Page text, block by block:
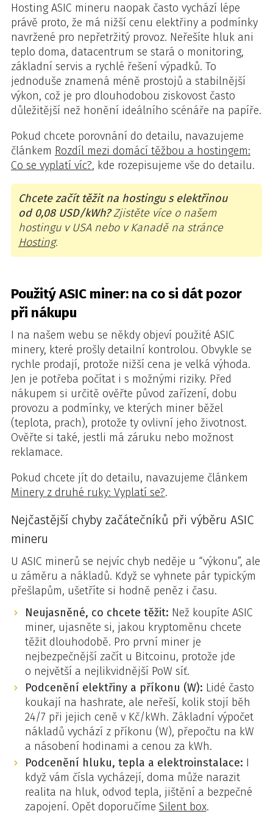
Hosting ASIC mineru naopak často vychází lépe
právě proto, že má nižší cenu elektřiny a podmínky
navržené pro nepřetržitý provoz. Neřešíte hluk ani
teplo doma, datacentrum se stará o monitoring,
základní servis a rychlé řešení výpadků. To
jednoduše znamená méně prostojů a stabilnější
výkon, což je pro dlouhodobou ziskovost často
důležitější než honění ideálního scénáře na papíře.
Pokud chcete porovnání do detailu, navazujeme
článkem Rozdíl mezi domácí těžbou a hostingem:
Co se vyplatí víc?, kde rozepisujeme vše do detailu.
Chcete začít těžit na hostingu s elektřinou
od 0,08 USD/kWh?Zjistěte více o našem
hostingu v USA nebo v Kanadě na stránce
Hosting.
Použitý ASIC miner: na co si dát pozor
při nákupu
I na našem webu se někdy objeví použité ASIC
minery, které prošly detailní kontrolou. Obvykle se
rychle prodají, protože nižší cena je velká výhoda.
Jen je potřeba počítat i s možnými riziky. Před
nákupem si určitě ověřte původ zařízení, dobu
provozu a podmínky, ve kterých miner běžel
(teplota, prach), protože ty ovlivní jeho životnost.
Ověřte si také, jestli má záruku nebo možnost
reklamace.
Pokud chcete jít do detailu, navazujeme článkem
Minery z druhé ruky: Vyplatí se?.
Nejčastější chyby začátečníků při výběru ASIC
mineru
U ASIC minerů se nejvíc chyb neděje u “výkonu”, ale
u záměru a nákladů. Když se vyhnete pár typickým
přešlapům, ušetříte si hodně peněz i času.
Neujasněné, co chcete těžit: Než koupíte ASIC
miner, ujasněte si, jakou kryptoměnu chcete
těžit dlouhodobě. Pro první miner je
nejbezpečnější začít u Bitcoinu, protože jde
o největší a nejlikvidnější PoW síť.
Podcenění elektřiny a příkonu (W): Lidé často
koukají na hashrate, ale neřeší, kolik stojí běh
24/7 při jejich ceně v Kč/kWh. Základní výpočet
nákladů vychází z příkonu (W), přepočtu na kW
a násobení hodinami a cenou za kWh.
Podcenění hluku, tepla a elektroinstalace: I
když vám čísla vycházejí, doma může narazit
realita na hluk, odvod tepla, jištění a bezpečné
zapojení. Opět doporučíme Silent box.